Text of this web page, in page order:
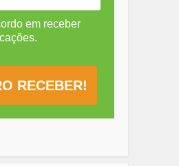
em receber
RECEBER!